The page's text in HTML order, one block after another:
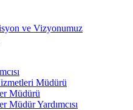
ve Vizyonumuz
Müdürü
Müdürü
Müdür Yardımcısı